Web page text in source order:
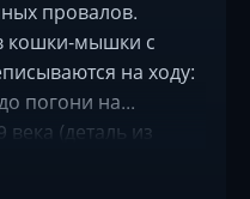
провалов.
кошки-мышки с
на ходу:
погони на...
(деталь из
дуэт Джейкоба
искрометную